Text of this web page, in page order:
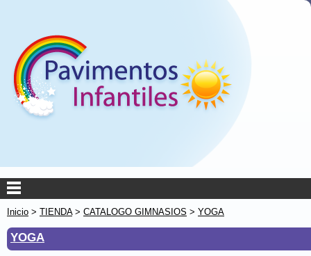
Inicio > TIENDA> CATALOGO GIMNASIOS > YOGA
YOGA